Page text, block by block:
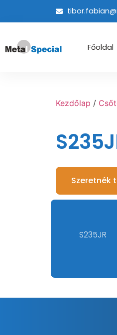
Főoldal
Kezdőlap /
Szeretnék
S235JR